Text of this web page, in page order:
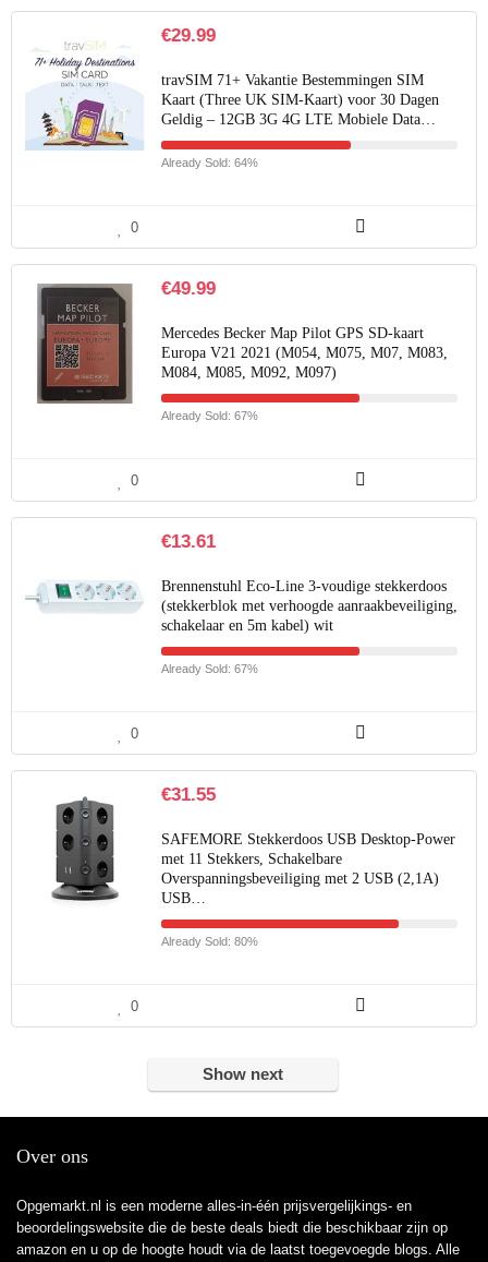
€29.99
travSIM 71+ Vakantie Bestemmingen SIM
Kaart (Three UK SIM-Kaart) voor 30 Dagen
Geldig – 12GB 3G 4G LTE Mobiele Data…
Already Sold: 64%
0
€49.99
Mercedes Becker Map Pilot GPS SD-kaart
Europa V21 2021 (M054, M075, M07, M083,
M084, M085, M092, M097)
Already Sold: 67%
0
€13.61
Brennenstuhl Eco-Line 3-voudige stekkerdoos
(stekkerblok met verhoogde aanraakbeveiliging,
schakelaar en 5m kabel) wit
Already Sold: 67%
0
€31.55
SAFEMORE Stekkerdoos USB Desktop-Power
met 11 Stekkers, Schakelbare
Overspanningsbeveiliging met 2 USB (2,1A)
USB…
Already Sold: 80%
0
Show next
Over ons
Opgemarkt.nl is een moderne alles-in-één prijsvergelijkings- en
beoordelingswebsite die de beste deals biedt die beschikbaar zijn op
amazon en u op de hoogte houdt via de laatst toegevoegde blogs. Alle